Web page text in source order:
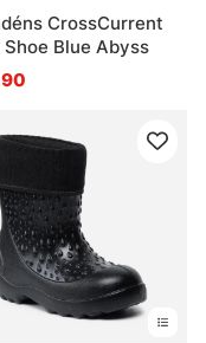
CrossCurrent
Shoe Blue Abyss